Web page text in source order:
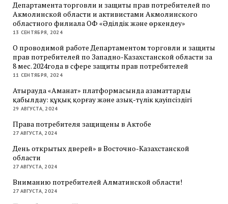
Департамента торговли и защиты прав потребителей по
Акмолинской области и активистами Акмолинского
областного филиала ОФ «Әділдік және өркендеу»
13 СЕНТЯБРЯ, 2024
О проводимой работе Департаментом торговли и защиты
прав потребителей по Западно-Казахстанской области за
8 мес. 2024года в сфере защиты прав потребителей
11 СЕНТЯБРЯ, 2024
Атырауда «Аманат» платформасында азаматтарды
қабылдау: құқық қорғау және азық-түлік қауіпсіздігі
29 АВГУСТА, 2024
Права потребителя защищены в Актобе
27 АВГУСТА, 2024
День открытых дверей» в Восточно-Казахстанской
области
27 АВГУСТА, 2024
Вниманию потребителей Алматинской области!
27 АВГУСТА, 2024